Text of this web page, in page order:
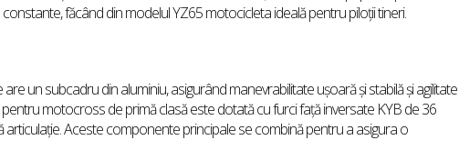
făcând din modelul YZ65 motocicleta ideală pentru piloții tineri.
un subcadru din aluminiu, asigurând manevrabilitate ușoară și stabilă și agilitate
motocross de primă clasă este dotată cu furci față inversate KYB de 36
Aceste componente principale se combină pentru a asigura o